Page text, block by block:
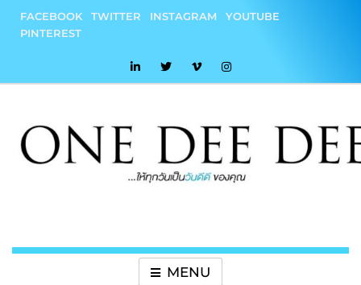
content
FACEBOOK TWITTER INSTAGRAM
YOUTUBE
PINTEREST
MENU